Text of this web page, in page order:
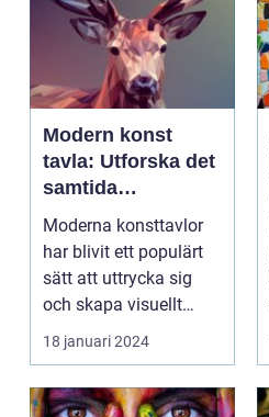
Modern konst
tavla: Utforska det
samtida
konstlandskapet
Moderna konsttavlor
har blivit ett populärt
sätt att uttrycka sig
och skapa visuellt
engagerande kon...
18 januari 2024